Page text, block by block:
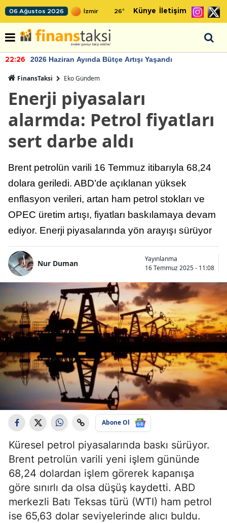
06 Ağustos 2026 26° Künye İletişim
22:26 2026 Haziran Ayında Bütçe Artışı Yaşandı
FinansTaksi Eko Gündem
Enerji piyasaları
alarmda: Petrol fiyatları
sert darbe aldı
Brent petrolün varili 16 Temmuz itibarıyla 68,24
dolara geriledi. ABD’de açıklanan yüksek
enflasyon verileri, artan ham petrol stokları ve
OPEC üretim artışı, fiyatları baskılamaya devam
ediyor. Enerji piyasalarında yön arayışı sürüyor
Nur Duman
Yayınlanma
16 Temmuz 2025 - 11:08
Abone Ol
Küresel petrol piyasalarında baskı sürüyor.
Brent petrolün varili yeni işlem gününde
68,24 dolardan işlem görerek kapanışa
göre sınırlı da olsa düşüş kaydetti. ABD
merkezli Batı Teksas türü (WTI) ham petrol
ise 65,63 dolar seviyelerinde alıcı buldu.